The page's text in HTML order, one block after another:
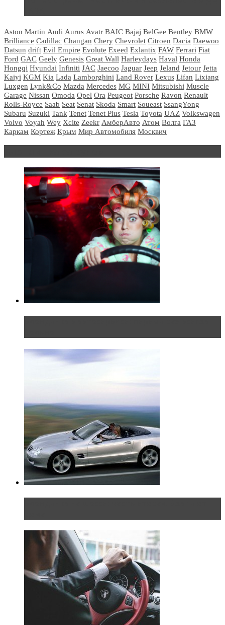
Aston Martin Audi Aurus Avatr BAIC Bajaj BelGee Bentley BMW
Brilliance Cadillac Changan Chery Chevrolet Citroen Dacia Daewoo
Datsun drift Evil Empire Evolute Exeed Exlantix FAW Ferrari Fiat
Ford GAC Geely Genesis Great Wall Harleydays Haval Honda
Hongqi Hyundai Infiniti JAC Jaecoo Jaguar Jeep Jeland Jetour Jetta
Kaiyi KGM Kia Lada Lamborghini Land Rover Lexus Lifan Lixiang
Luxgen Lynk&Co Mazda Mercedes MG MINI Mitsubishi Muscle
Garage Nissan Omoda Opel Ora Peugeot Porsche Ravon Renault
Rolls-Royce Saab Seat Senat Skoda Smart Soueast SsangYong
Subaru Suzuki Tank Tenet Tenet Plus Tesla Toyota UAZ Volkswagen
Volvo Voyah Wey Xcite Zeekr АмберАвто Атом Волга ГАЗ
Каркам Кортеж Крым Мир Автомобиля Москвич